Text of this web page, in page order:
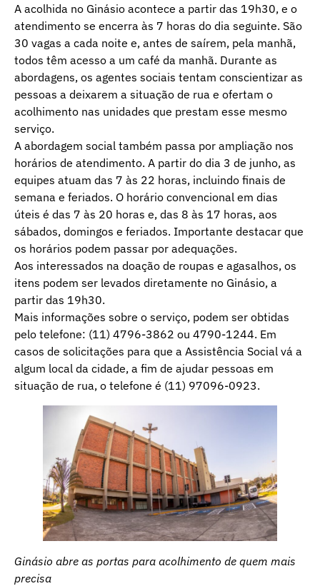
A acolhida no Ginásio acontece a partir das 19h30, e o
atendimento se encerra às 7 horas do dia seguinte. São
30 vagas a cada noite e, antes de saírem, pela manhã,
todos têm acesso a um café da manhã. Durante as
abordagens, os agentes sociais tentam conscientizar as
pessoas a deixarem a situação de rua e ofertam o
acolhimento nas unidades que prestam esse mesmo
serviço.
A abordagem social também passa por ampliação nos
horários de atendimento. A partir do dia 3 de junho, as
equipes atuam das 7 às 22 horas, incluindo finais de
semana e feriados. O horário convencional em dias
úteis é das 7 às 20 horas e, das 8 às 17 horas, aos
sábados, domingos e feriados. Importante destacar que
os horários podem passar por adequações.
Aos interessados na doação de roupas e agasalhos, os
itens podem ser levados diretamente no Ginásio, a
partir das 19h30.
Mais informações sobre o serviço, podem ser obtidas
pelo telefone: (11) 4796-3862 ou 4790-1244. Em
casos de solicitações para que a Assistência Social vá a
algum local da cidade, a fim de ajudar pessoas em
situação de rua, o telefone é (11) 97096-0923.
Ginásio abre as portas para acolhimento de quem mais
precisa